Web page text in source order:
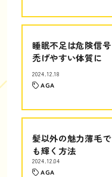
睡眠不足は危険信号
禿げやすい体質に
2024.12.18
AGA
髪以外の魅力薄毛で
も輝く方法
2024.12.04
AGA